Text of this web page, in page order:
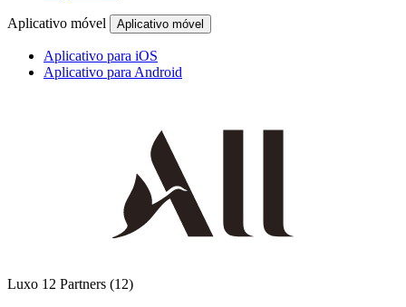
Aplicativo móvel Aplicativo móvel
Aplicativo para iOS
Aplicativo para Android
Luxo 12 Partners (12)